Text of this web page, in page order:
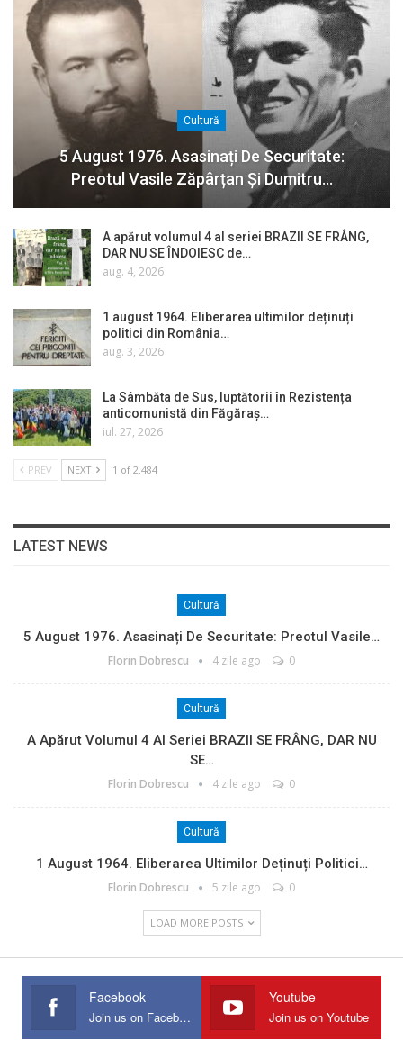
Cultură
5 August 1976. Asasinați De Securitate:
Preotul Vasile Zăpârțan Și Dumitru…
A apărut volumul 4 al seriei BRAZII SE FRÂNG,
DAR NU SE ÎNDOIESC de…
aug. 4, 2026
1 august 1964. Eliberarea ultimilor deținuți
politici din România…
aug. 3, 2026
La Sâmbăta de Sus, luptătorii în Rezistența
anticomunistă din Făgăraș…
iul. 27, 2026
PREV NEXT 1 of 2.484
LATEST NEWS
Cultură
5 August 1976. Asasinați De Securitate: Preotul Vasile…
Florin Dobrescu 4 zile ago 0
Cultură
A Apărut Volumul 4 Al Seriei BRAZII SE FRÂNG, DAR NU
SE…
Florin Dobrescu 4 zile ago 0
Cultură
1 August 1964. Eliberarea Ultimilor Deținuți Politici…
Florin Dobrescu 5 zile ago 0
LOAD MORE POSTS
Facebook
Join us on Facebook
Youtube
Join us on Youtube